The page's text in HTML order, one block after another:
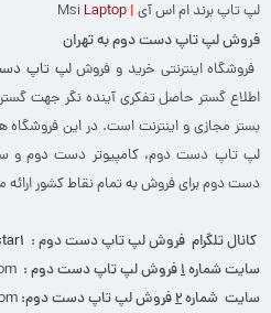
لپ تاپ برند ام اس آی |
Laptop
فروش لپ تاپ دست دوم به تهران
فروشگاه اینترنتی خرید و فروشلپ تاپ
بستر مجازی و اینترنت است. در این فروشگاه
لپ تاپ دست دوم، کامپیوتر دست دوم و
دست دوم برای فروش به تمام نقاط کشور
کانال تلگرام فروش لپ تاپ دست دوم :
سایت شماره۱فروش لپ تاپ دست دوم :
سایت شماره۲فروش لپ تاپ دست دوم: